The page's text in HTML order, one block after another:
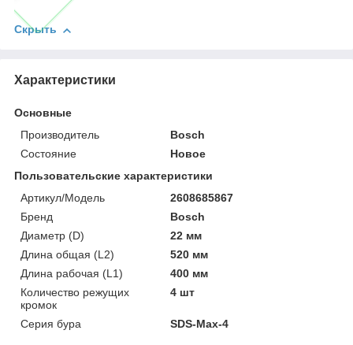
Скрыть
Характеристики
Основные
Производитель
Bosch
Состояние
Новое
Пользовательские характеристики
Артикул/Модель
2608685867
Бренд
Bosch
Диаметр (D)
22 мм
Длина общая (L2)
520 мм
Длина рабочая (L1)
400 мм
Количество режущих
кромок
4 шт
Серия бура SDS-Max-4